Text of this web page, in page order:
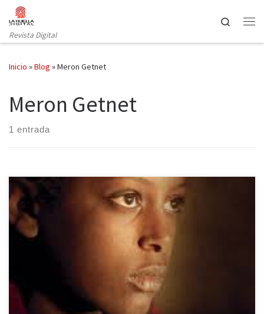
Saltar al contenido
Revista Digital
Search
Inicio »Blog »Meron Getnet
Meron Getnet
1 entrada
Producida por Angelina Jolie y dirigida por Zeresenay Berhane
Mehari, llega a la gran pantalla Difret, la cual narra la desgarradora
historia de Hirut, una adolescente de Etiopía a la que le suceden
una serie de hechos terribles que cambiarán su vida para siempre.
Podremos disfrutarla en España el próximo […]